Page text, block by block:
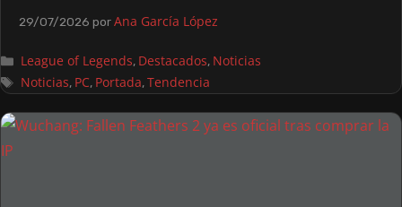
29/07/2026 porAna García López
League of Legends, Destacados, Noticias
Noticias, PC, Portada,Tendencia